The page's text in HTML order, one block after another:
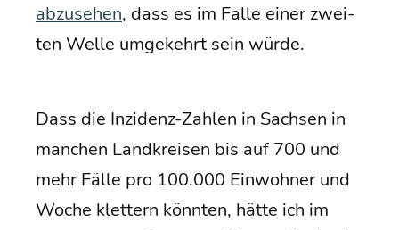
abzu­se­hen, dass es im Fal­le einer zwei­
ten Wel­le umge­kehrt sein würde.
Dass die Inzi­denz-Zah­len in Sach­sen in
man­chen Land­krei­sen bis auf 700 und
mehr Fäl­le pro 100.000 Ein­woh­ner und
Woche klet­tern könn­ten, hät­te ich im